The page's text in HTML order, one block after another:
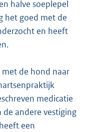
halve soeplepel
het goed met de
en heeft
met de hond naar
medicatie
andere vestiging
een